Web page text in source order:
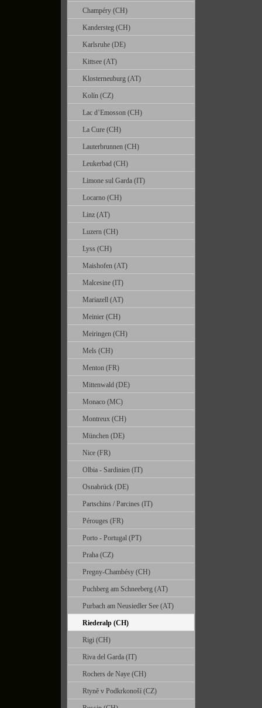
Champéry (CH)
Kandersteg (CH)
Karlsruhe (DE)
Kittsee (AT)
Klosterneuburg (AT)
Kolín (CZ)
Lac d’Emosson (CH)
La Cure (CH)
Lauterbrunnen (CH)
Leukerbad (CH)
Limone sul Garda (IT)
Locarno (CH)
Linz (AT)
Luzern (CH)
Lyss (CH)
Maishofen (AT)
Malcesine (IT)
Mariazell (AT)
Meinier (CH)
Meiringen (CH)
Mels (CH)
Menton (FR)
Mittenwald (DE)
Monaco (MC)
Montreux (CH)
München (DE)
Nice (FR)
Olbia - Sardinien (IT)
Osnabrück (DE)
Partschins / Parcines (IT)
Pérouges (FR)
Porto - Portugal (PT)
Praha (CZ)
Pregny-Chambésy (CH)
Puchberg am Schneeberg (AT)
Purbach am Neusiedler See (AT)
Riederalp (CH)
Rigi (CH)
Riva del Garda (IT)
Rochers de Naye (CH)
Rtyně v Podkrkonoší (CZ)